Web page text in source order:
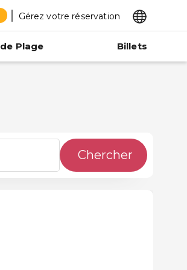
Gérez votre réservation
Plage Billets
Chercher